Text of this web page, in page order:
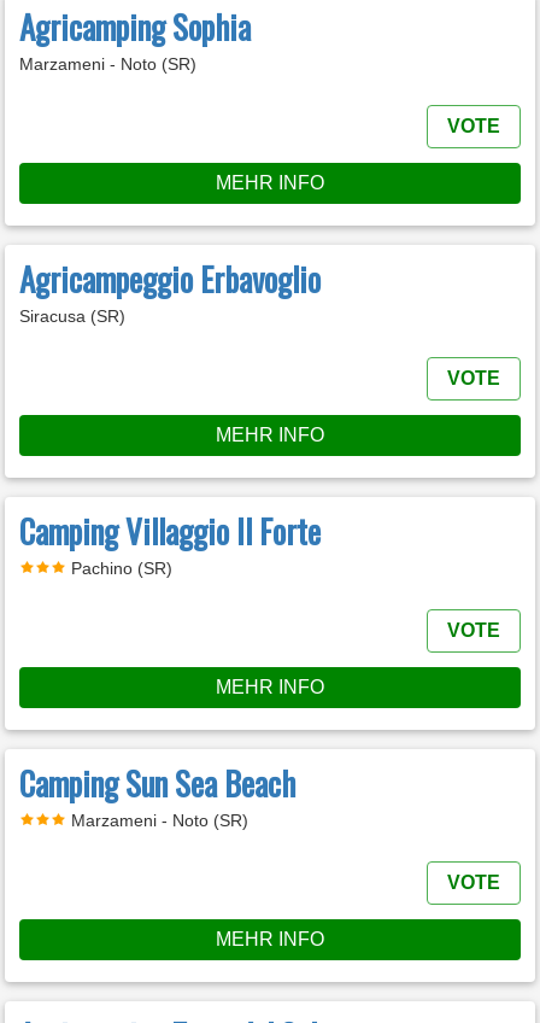
Agricamping Sophia
Marzameni - Noto (SR)
VOTE
MEHR INFO
Agricampeggio Erbavoglio
Siracusa (SR)
VOTE
MEHR INFO
Camping Villaggio Il Forte
Pachino (SR)
VOTE
MEHR INFO
Camping Sun Sea Beach
Marzameni - Noto (SR)
VOTE
MEHR INFO